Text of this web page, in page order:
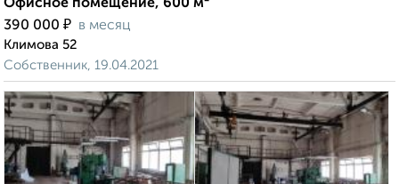
Офисное помещение, 600 м²
390 000 ₽ в месяц
Климова 52
Собственник, 19.04.2021